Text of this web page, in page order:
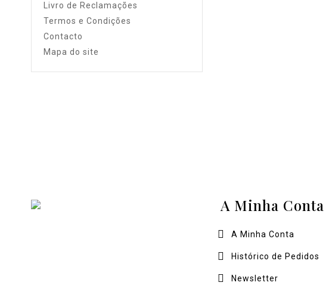
Livro de Reclamações
Termos e Condições
Contacto
Mapa do site
A Minha Conta
A Minha Conta
Histórico de Pedidos
Newsletter